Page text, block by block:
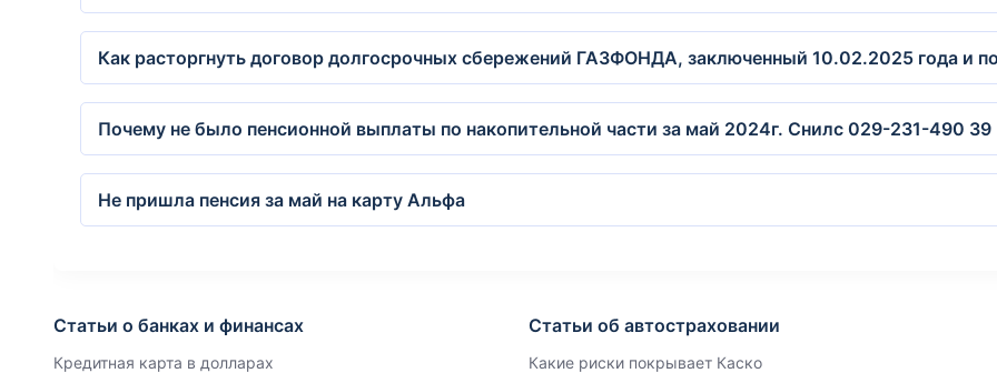
Как расторгнуть договор долгосрочных сбережений ГАЗФОНДА, заключенный 10.02.2025 года и
Почему не было пенсионной выплаты по накопительной части за май 2024г. Снилс 029-231-490 39
Не пришла пенсия за май на карту Альфа
Статьи о банках и финансах
Кредитная карта в долларах
Статьи об автостраховании
Какие риски покрывает Каско